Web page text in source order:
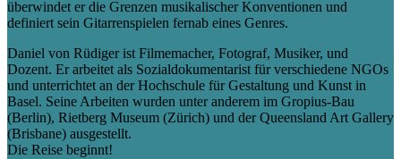
überwindet er die Grenzen musikalischer Konventionen und
definiert sein Gitarrenspielen fernab eines Genres.
Daniel von Rüdiger ist Filmemacher, Fotograf, Musiker, und
Dozent. Er arbeitet als Sozialdokumentarist für verschiedene NGOs
und unterrichtet an der Hochschule für Gestaltung und Kunst in
Basel. Seine Arbeiten wurden unter anderem im Gropius-Bau
(Berlin), Rietberg Museum (Zürich) und der Queensland Art Gallery
(Brisbane) ausgestellt.
Die Reise beginnt!